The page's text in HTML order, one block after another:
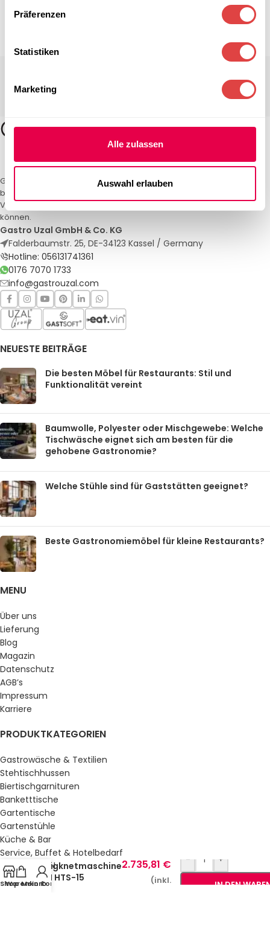
Präferenzen
Statistiken
Marketing
Alle zulassen
Auswahl erlauben
Gastro Uzal – Ihr Spezialist für Gastronomiemöbel und -textilien. Wir
bieten maßgeschneiderte Lösungen für Restaurants, Hotels und
Veranstaltungen. Qualität und Service, auf die Sie sich verlassen
können.
Gastro Uzal GmbH & Co. KG
Falderbaumstr. 25, DE-34123 Kassel / Germany
Hotline: 056131741361
0176 7070 1733
info@gastrouzal.com
NEUESTE BEITRÄGE
Die besten Möbel für Restaurants: Stil und
Funktionalität vereint
Baumwolle, Polyester oder Mischgewebe: Welche
Tischwäsche eignet sich am besten für die
gehobene Gastronomie?
Welche Stühle sind für Gaststätten geeignet?
Beste Gastronomiemöbel für kleine Restaurants?
MENU
Über uns
Lieferung
Blog
Magazin
Datenschutz
AGB’s
Impressum
Karriere
PRODUKTKATEGORIEN
Gastrowäsche & Textilien
Stehtischhussen
Biertischgarnituren
Banketttische
Gartentische
Gartenstühle
Küche & Bar
Service, Buffet & Hotelbedarf
Gastromöbel
Schulmöbel
Shop
Warenkorb
Mein Konto
Teigknetmaschine
RM HTS-15
2.735,81 €
(inkl.
- +
IN DEN